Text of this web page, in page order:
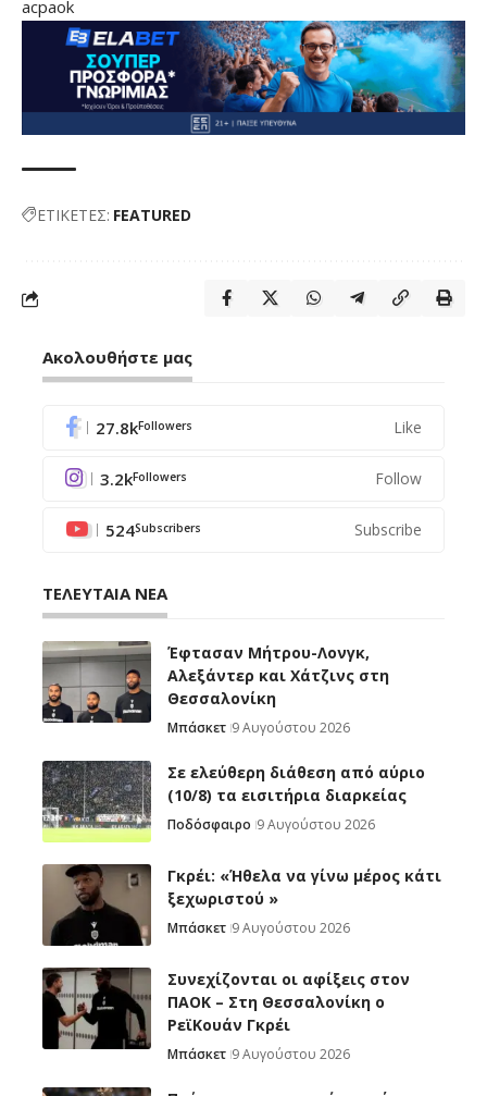
acpaok
ΕΤΙΚΕΤΕΣ: FEATURED
Ακολουθήστε μας
27.8kFollowers Like
3.2kFollowers Follow
524Subscribers Subscribe
ΤΕΛΕΥΤΑΙΑ ΝΕΑ
Έφτασαν Μήτρου-Λονγκ,
Αλεξάντερ και Χάτζινς στη
Θεσσαλονίκη
Μπάσκετ 9 Αυγούστου 2026
Σε ελεύθερη διάθεση από αύριο
(10/8) τα εισιτήρια διαρκείας
Ποδόσφαιρο 9 Αυγούστου 2026
Γκρέι: «Ήθελα να γίνω μέρος κάτι
ξεχωριστού »
Μπάσκετ 9 Αυγούστου 2026
Συνεχίζονται οι αφίξεις στον
ΠΑΟΚ – Στη Θεσσαλονίκη ο
ΡεϊΚουάν Γκρέι
Μπάσκετ 9 Αυγούστου 2026